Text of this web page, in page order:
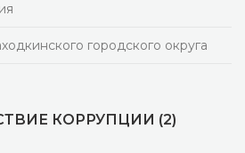
городского округа
КОРРУПЦИИ (2)